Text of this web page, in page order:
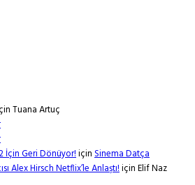
Tuana Artuç
İçin Geri Dönüyor!içinSinema Datça
Alex Hirsch Netflix’le Anlaştı!içinElif Naz